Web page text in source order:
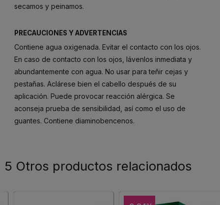
secamos y peinamos.
PRECAUCIONES Y ADVERTENCIAS
Contiene agua oxigenada. Evitar el contacto con los ojos.
En caso de contacto con los ojos, lávenlos inmediata y
abundantemente con agua. No usar para teñir cejas y
pestañas. Aclárese bien el cabello después de su
aplicación. Puede provocar reacción alérgica. Se
aconseja prueba de sensibilidad, así como el uso de
guantes. Contiene diaminobencenos.
5 Otros productos relacionados